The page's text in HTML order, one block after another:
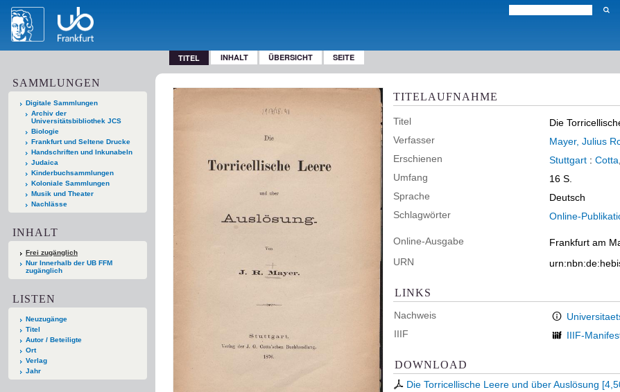
TITEL INHALT ÜBERSICHT SEITE
SAMMLUNGEN
Digitale Sammlungen
Archiv der
Universitätsbibliothek JCS
Biologie
Frankfurt und Seltene Drucke
Handschriften und Inkunabeln
Judaica
Kinderbuchsammlungen
Koloniale Sammlungen
Musik und Theater
Nachlässe
INHALT
Frei zugänglich
Nur Innerhalb der UB FFM
zugänglich
LISTEN
Neuzugänge
Titel
Autor / Beteiligte
Ort
Verlag
Jahr
TITELAUFNAHME
Titel Die
Verfasser
Mayer, Julius
Erschienen
Stuttgart : Cotta
Umfang
16 S.
Sprache
Deutsch
Schlagwörter
Online-
Online-Ausgabe
Frankfurt am
URN
LINKS
Nachweis
IIIF
IIIF-
DOWNLOAD
Die Torricellische Leere und über Auslösung [